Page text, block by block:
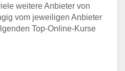
weitere Anbieter von
vom jeweiligen Anbieter
Top-Online-Kurse